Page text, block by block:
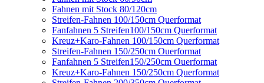
Fahnen mit Stock 80/120cm
Streifen-Fahnen 100/150cm Querformat
Fanfahnen 5 Streifen100/150cm Querformat
Kreuz+Karo-Fahnen 100/150cm Querformat
Streifen-Fahnen 150/250cm Ouerformat
Fanfahnen 5 Streifen150/250cm Ouerformat
Kreuz+Karo-Fahnen 150/250cm Querformat